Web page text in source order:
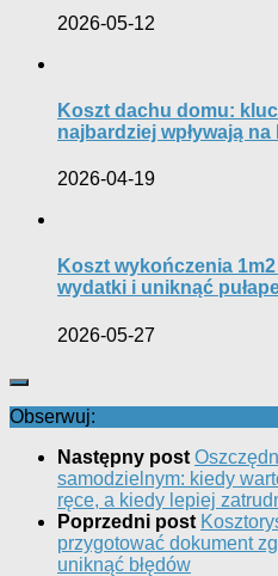
2026-05-12
Koszt dachu domu:
najbardziej wpływają
2026-04-19
Koszt wykończenia
wydatki i uniknąć
2026-05-27
Obserwuj:
Następny post
samodzielnym: kiedy
ręce, a kiedy lepiej
Poprzedni post
przygotować dokument
uniknąć błędów